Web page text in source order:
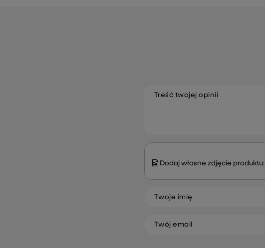
Treść twojej opinii
Dodaj własne zdjęcie produktu:
Twoje imię
Twój email